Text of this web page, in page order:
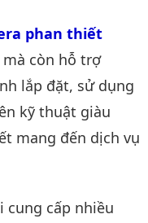
phan thiết
còn hỗ trợ
lắp đặt, sử dụng
kỹ thuật giàu
mang đến dịch vụ
cung cấp nhiều